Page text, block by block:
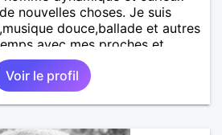
nouvelles choses. Je suis
douce,ballade et autres
avec mes proches et
inoubliables.
Voir le profil